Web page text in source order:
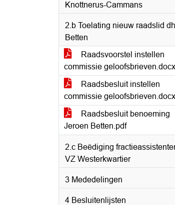
Knottnerus-Cammans
2.b Toelating nieuw raadslid
Betten
Raadsvoorstel instellen
commissie geloofsbrieven.docx
Raadsbesluit instellen
commissie geloofsbrieven.docx
Raadsbesluit benoeming
Jeroen Betten.pdf
2.c Beëdiging
VZ Westerkwartier
3 Mededelingen
4 Besluitenlijsten